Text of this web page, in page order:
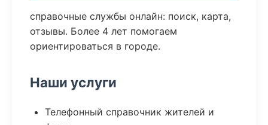
справочные службы онлайн: поиск, карта,
отзывы. Более 4 лет помогаем
ориентироваться в городе.
Наши услуги
Телефонный справочник жителей и